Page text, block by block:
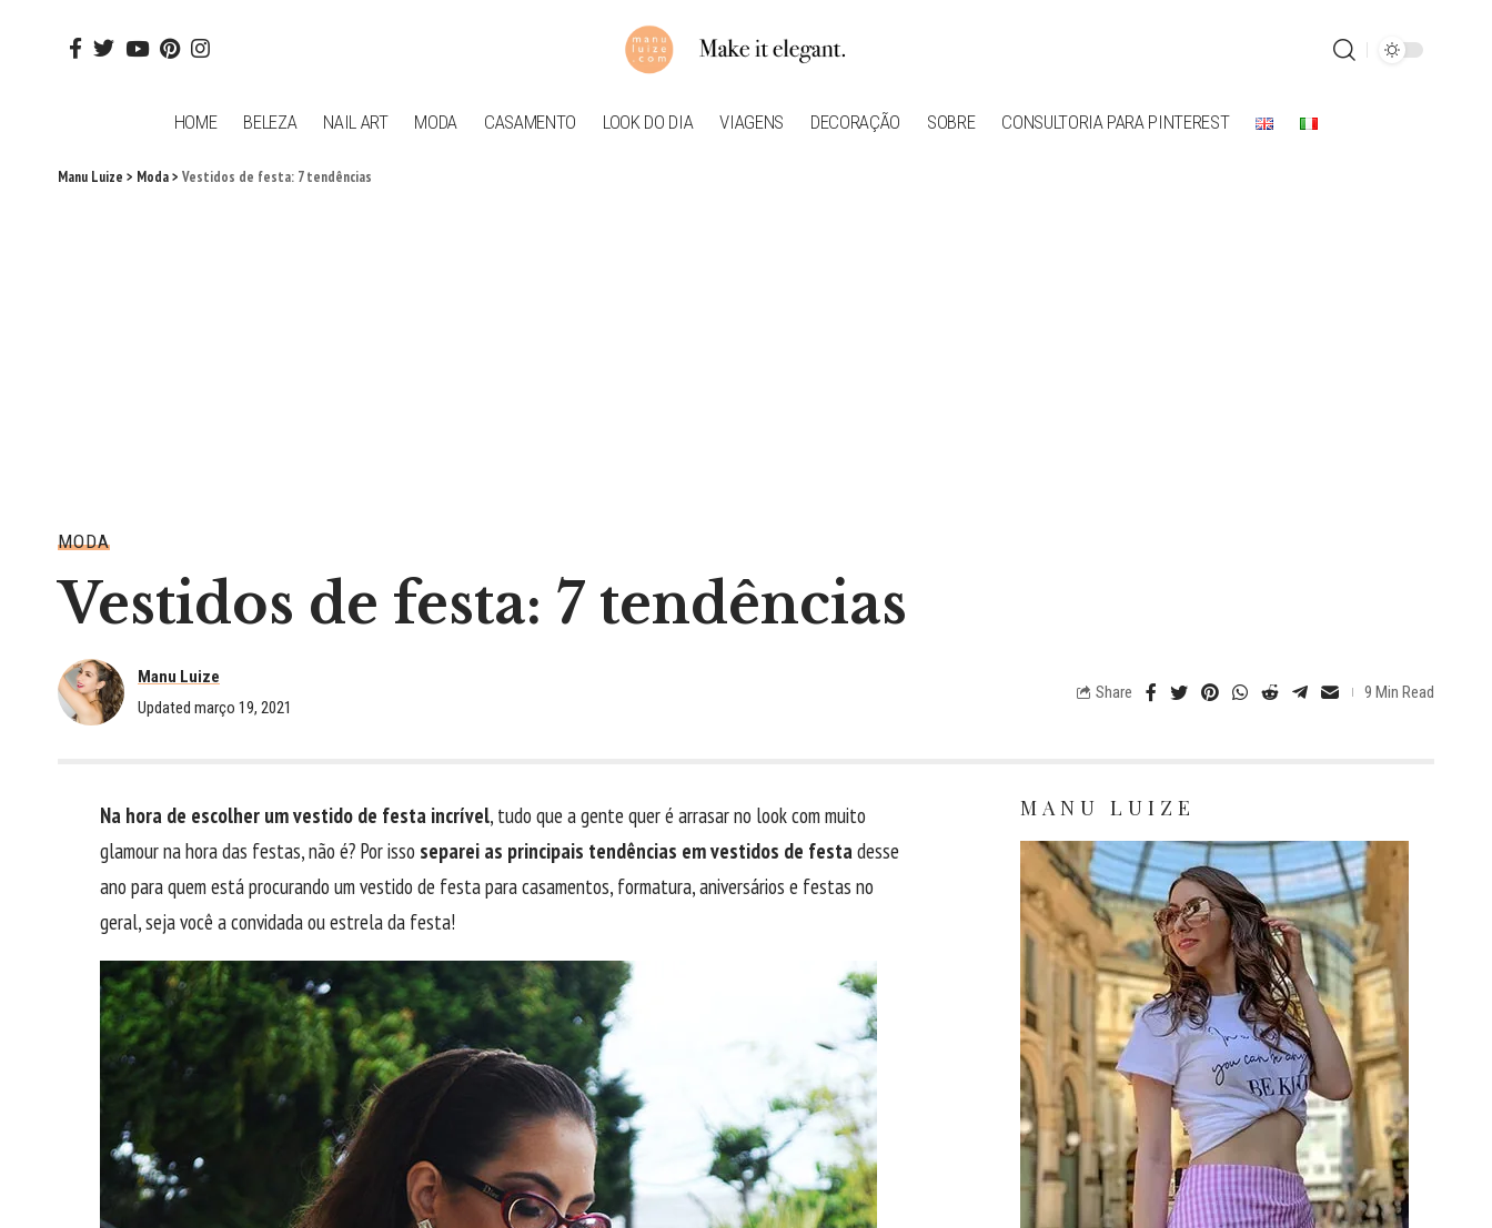
HOME BELEZA NAIL ART MODA CASAMENTO LOOK DO DIA VIAGENS DECORAÇÃO SOBRE CONSULTORIA PARA PINTEREST
Manu Luize > Moda> Vestidos de festa: 7 tendências
MODA
Vestidos de festa: 7 tendências
Manu Luize
Updated março 19, 2021
Share 9 Min Read
Na hora de escolher um vestido de festa incrível, tudo que a gente quer é arrasar no look com muito
glamour na hora das festas, não é? Por isso separei as principais tendências em vestidos de festadesse
ano para quem está procurando um vestido de festa para casamentos, formatura, aniversários e festas no
geral, seja você a convidada ou estrela da festa!
MANU LUIZE